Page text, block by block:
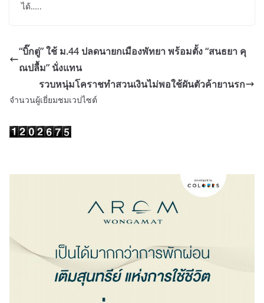
ได้…..
“บิ๊กตู่” ใช้ ม.44 ปลดนายกเมืองพัทยา พร้อมตั้ง “สนธยา คุ
ณปลื้ม” นั่งแทน
รวบหนุ่มโคราชทำสวนเงินไม่พอใช้ผันตัวค้ายานรก
จำนวนผู้เยี่ยมชมเวปไซต์